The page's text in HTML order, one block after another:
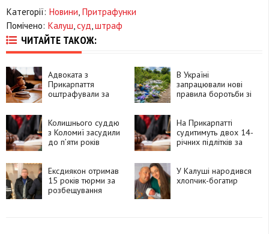
Категорії: Новини Притрафунки
Помічено: Калуш суд штраф
ЧИТАЙТЕ ТАКОЖ:
Адвоката з
Прикарпаття
оштрафували за
В Україні
запрацювали нові
правила боротьби зі
Колишнього суддю
з Коломиї засудили
до п’яти років
На Прикарпатті
судитимуть двох 14-
річних підлітків за
Ексдиякон отримав
15 років тюрми за
розбещування
У Калуші народився
хлопчик-богатир